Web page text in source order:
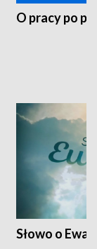
O pracy po
Słowo o